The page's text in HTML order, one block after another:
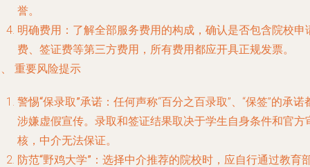
誉。
明确费用 ：了解全部服务费用的构成，确认是否包含院校申
费、签证费等第三方费用，所有费用都应开具正规发票。
重要风险提示
警惕“保录取”承诺 ：任何声称“百分之百录取”、“保签”的承诺
涉嫌虚假宣传。录取和签证结果取决于学生自身条件和官方
核，中介无法保证。
防范“野鸡大学” ：选择中介推荐的院校时，应自行通过教育